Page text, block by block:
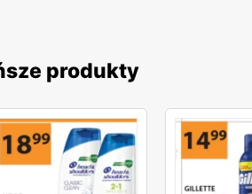
produkty